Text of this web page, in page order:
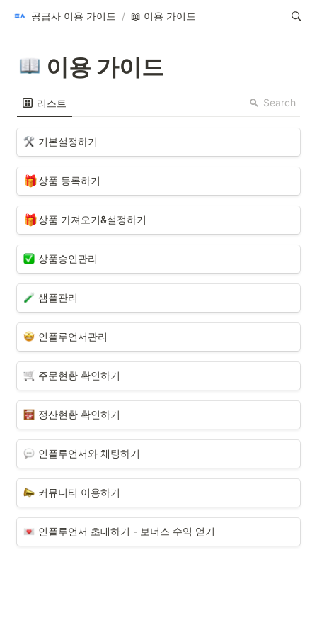
공급사 이용 가이드 / 📖 이용 가이드
이용 가이드
리스트 Search
기본설정하기
🎁상품 등록하기
🎁상품 가져오기&설정하기
상품승인관리
샘플관리
인플루언서관리
주문현황 확인하기
정산현황 확인하기
인플루언서와 채팅하기
커뮤니티 이용하기
인플루언서 초대하기 - 보너스 수익 얻기